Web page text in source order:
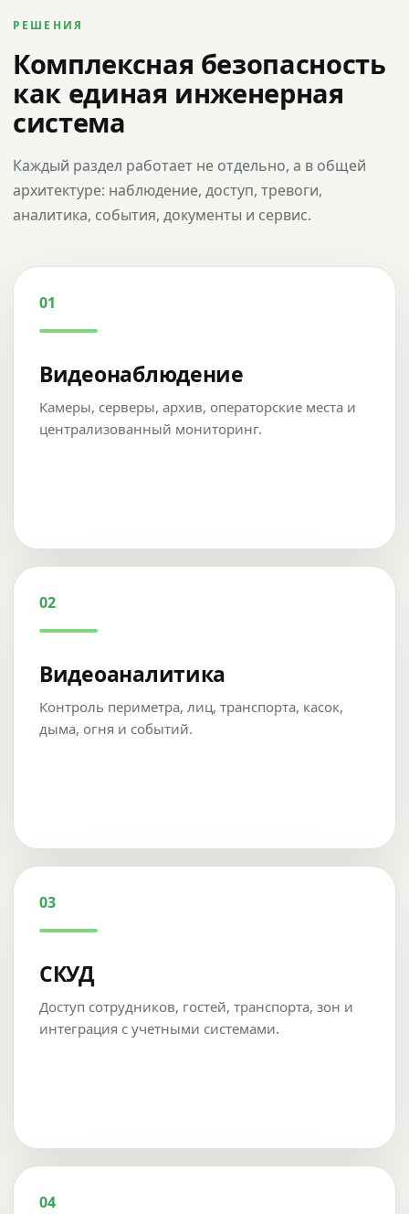
РЕШЕНИЯ
Комплексная безопасность
как единая инженерная
система
Каждый раздел работает не отдельно, а в общей
архитектуре: наблюдение, доступ, тревоги,
аналитика, события, документы и сервис.
01
Видеонаблюдение
Камеры, серверы, архив, операторские места и
централизованный мониторинг.
02
Видеоаналитика
Контроль периметра, лиц, транспорта, касок,
дыма, огня и событий.
03
СКУД
Доступ сотрудников, гостей, транспорта, зон и
интеграция с учетными системами.
04